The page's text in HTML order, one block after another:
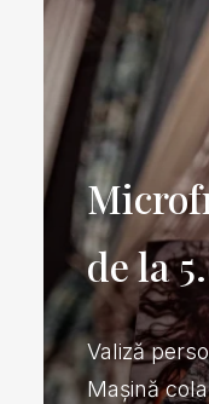
de la
Valiză
Mașină